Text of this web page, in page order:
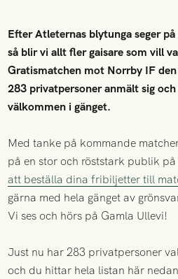
Efter Atleternas blytunga seger
så blir vi allt fler gaisare som vill
Gratismatchen mot Norrby IF
283 privatpersoner anmält sig
välkommen i gänget.
Med tanke på kommande
på en stor och röststark publik på
att beställa dina fribiljetter till
gärna med hela gänget av
Vi ses och hörs på Gamla Ullevi!
Just nu har 283 privatpersoner
och du hittar hela listan här